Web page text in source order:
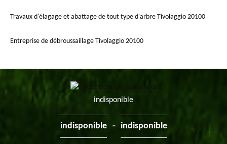
Travaux d'élagage et abattage de tout type d'arbre Tivolaggio 20100
Entreprise de débroussaillage Tivolaggio 20100
indisponible
indisponible - indisponible